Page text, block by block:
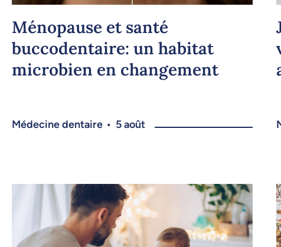
Ménopause et santé
buccodentaire: un habitat
microbien en changement
Médecine dentaire • 5 août